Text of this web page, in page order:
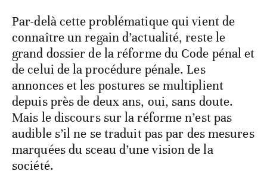
Par-delà cette problématique qui vient de
connaître un regain d’actualité, reste le
grand dossier de la réforme du Code pénal et
de celui de la procédure pénale. Les
annonces et les postures se multiplient
depuis près de deux ans, oui, sans doute.
Mais le discours sur la réforme n’est pas
audible s’il ne se traduit pas par des mesures
marquées du sceau d’une vision de la
société.